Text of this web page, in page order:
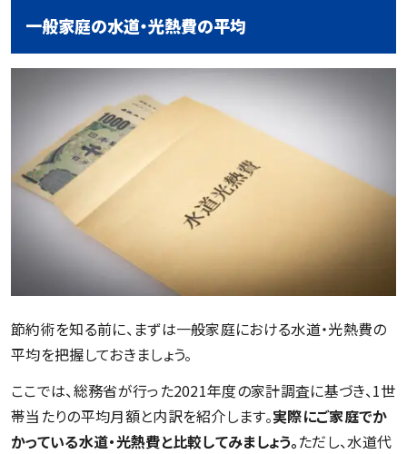
一般家庭の水道・光熱費の平均
節約術を知る前に、まずは一般家庭における水道・光熱費の
平均を把握しておきましょう。
ここでは、総務省が行った2021年度の家計調査に基づき、1世
帯当たりの平均月額と内訳を紹介します。実際にご家庭でか
かっている水道・光熱費と比較してみましょう。ただし、水道代